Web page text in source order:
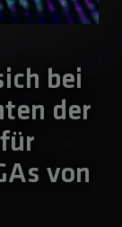
bei
der
von